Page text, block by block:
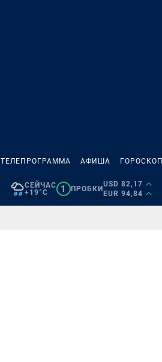
ТЕЛЕПРОГРАММА АФИША ГОРОСКОП
СЕЙЧАС
+19°C
1 ПРОБКИ
USD 82,17
EUR 94,84